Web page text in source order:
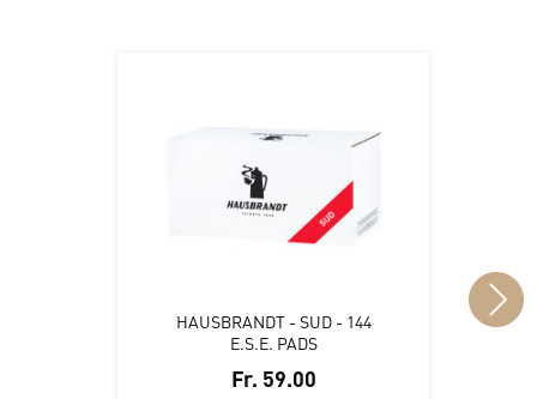
HAUSBRANDT - SUD - 144
E.S.E. PADS
Fr. 59.00